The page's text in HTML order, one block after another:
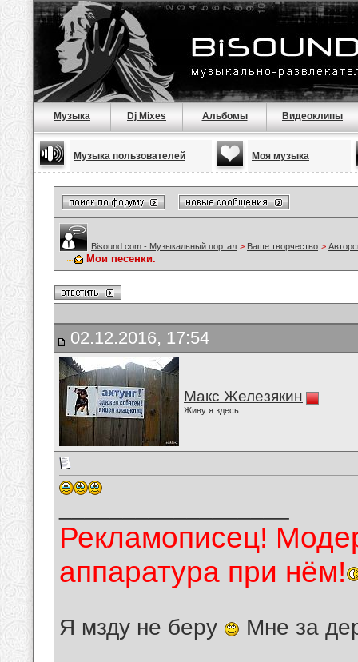
Музыка Dj Mixes Альбомы Видеоклипы
Музыка пользователей Моя музыка
Bisound.com - Музыкальный портал > Ваше творчество >
Мои песенки.
02.12.2016, 17:54
Макс Железякин
Живу я здесь
Рекламописец!
аппаратура при нём!
Я мзду не беру Мне за